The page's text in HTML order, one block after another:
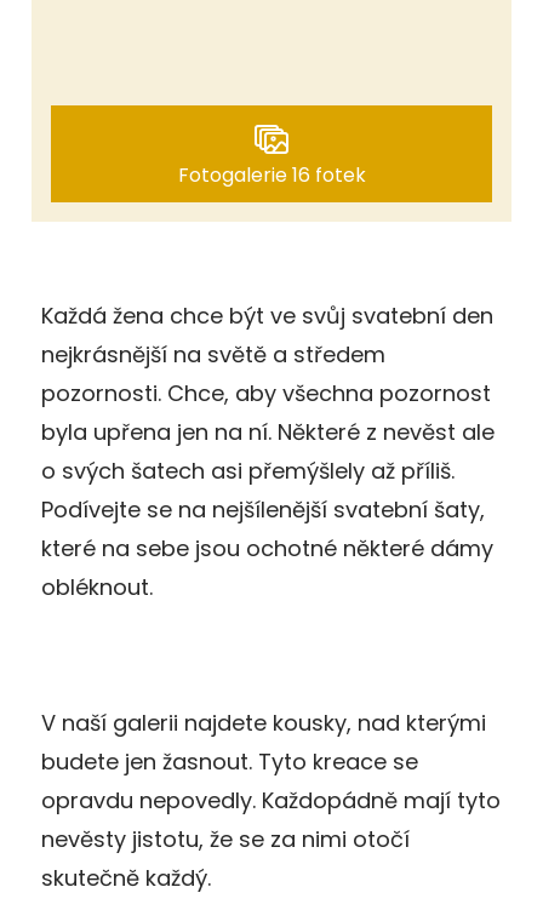
Fotogalerie 16 fotek
Každá žena chce být ve svůj svatební den
nejkrásnější na světě a středem
pozornosti. Chce, aby všechna pozornost
byla upřena jen na ní. Některé z nevěst ale
o svých šatech asi přemýšlely až příliš.
Podívejte se na nejšílenější svatební šaty,
které na sebe jsou ochotné některé dámy
obléknout.
V naší galerii najdete kousky, nad kterými
budete jen žasnout. Tyto kreace se
opravdu nepovedly. Každopádně mají tyto
nevěsty jistotu, že se za nimi otočí
skutečně každý.